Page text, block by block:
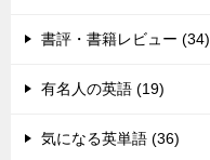
書評・書籍レビュー (34)
有名人の英語 (19)
気になる英単語 (36)